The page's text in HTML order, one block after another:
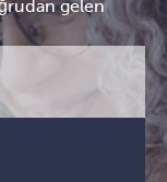
gelen